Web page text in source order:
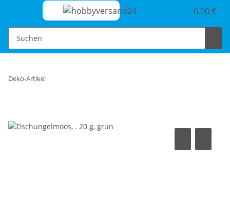
0,00 €
Deko-Artikel